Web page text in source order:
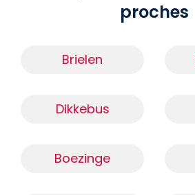
proches
Brielen
Dikkebus
Boezinge